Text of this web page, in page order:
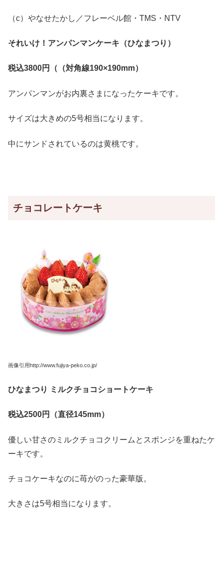
（c）やなせたかし／フレーベル館・TMS・NTV
それいけ！アンパンマンケーキ（ひなまつり）
税込3800円（（対角線190×190mm）
アンパンマンがお内裏さまになったケーキです。
サイズは大きめの5号相当になります。
中にサンドされているのは黄桃です。
チョコレートケーキ
画像引用http://www.fujiya-peko.co.jp/
ひなまつり ミルクチョコショートケーキ
税込2500円（直径145mm）
優しい甘さのミルクチョコクリームとスポンジを重ねたケ
ーキです。
チョコケーキなのに苺がのった豪華版。
大きさは5号相当になります。